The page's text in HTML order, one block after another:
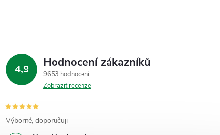
4,9 Hodnocení zákazníků
9653 hodnocení
Zobrazit recenze
Výborné, doporučuji